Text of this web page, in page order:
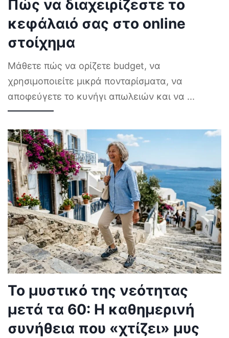
Πώς να διαχειρίζεστε το
κεφάλαιό σας στο online
στοίχημα
Μάθετε πώς να ορίζετε budget, να
χρησιμοποιείτε μικρά πονταρίσματα, να
αποφεύγετε το κυνήγι απωλειών και να ...
Το μυστικό της νεότητας
μετά τα 60: Η καθημερινή
συνήθεια που «χτίζει» μυς